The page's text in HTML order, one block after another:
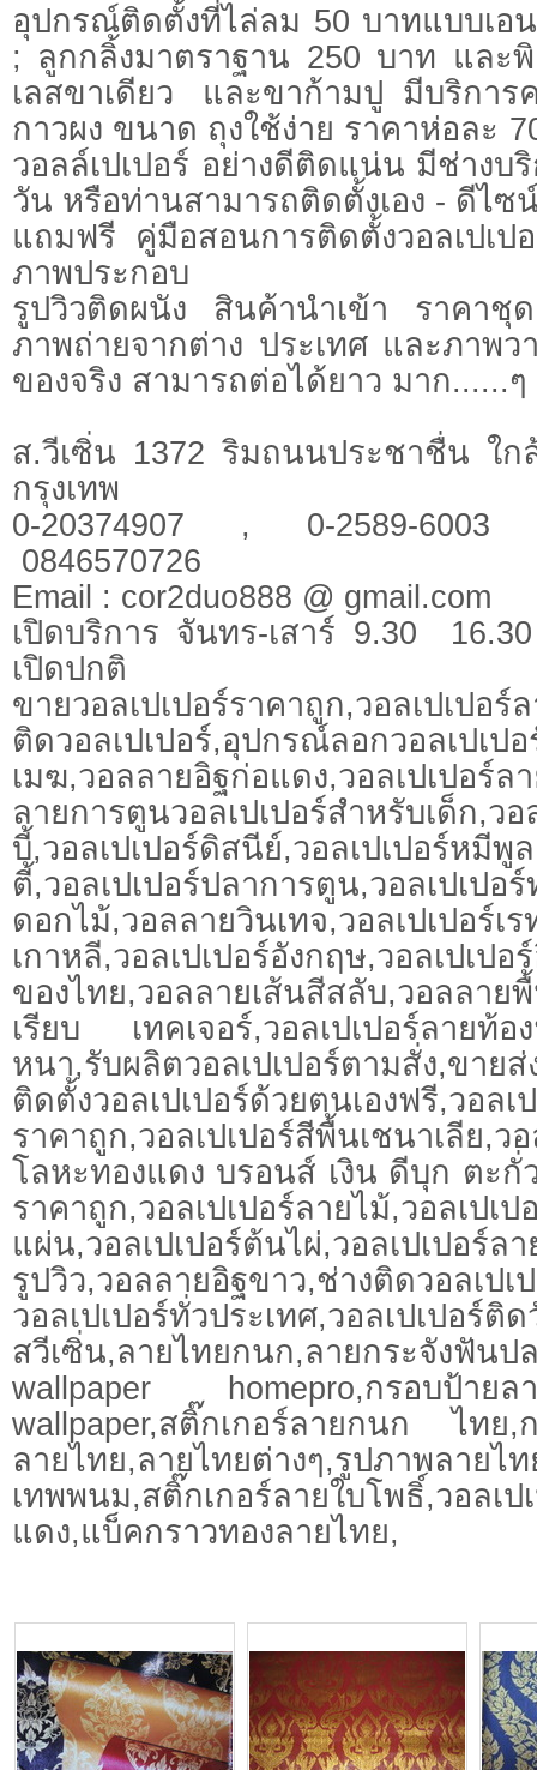
อุปกรณ์ติดตั้งที่ไล่ลม 50 บาทแบบเอ
; ลูกกลิ้งมาตราฐาน 250 บาท และ
เลสขาเดียว และขาก้ามปู มีบริการ
กาวผง ขนาด ถุงใช้ง่าย ราคาห่อละ
วอลล์เปเปอร์ อย่างดีติดแน่น มีช่างบ
วัน หรือท่านสามารถติดตั้งเอง - ดีไซน์
แถมฟรี คู่มือสอนการติดตั้งวอลเปเป
ภาพประกอบ
รูปวิวติดผนัง สินค้านำเข้า ราคา
ภาพถ่ายจากต่าง ประเทศ และภาพว
ของจริง สามารถต่อได้ยาว มาก......ๆ
ส.วีเซิ่น 1372 ริมถนนประชาชื่น
กรุงเทพ
0-20374907 , 0-2589-
0846570726
Email : cor2duo888 @ gmail.com
เปิดบริการ จันทร-เสาร์ 9.30 
เปิดปกติ
ขายวอลเปเปอร์ราคาถูก,วอลเปเปอร์
ติดวอลเปเปอร์,อุปกรณ์ลอกวอลเปเป
เมฆ,วอลลายอิฐก่อแดง,วอลเปเปอร์
ลายการตูนวอลเปเปอร์สำหรับเด็ก,วอ
บี้,วอลเปเปอร์ดิสนีย์,วอลเปเปอร์หมีพู
ตี้,วอลเปเปอร์ปลาการตูน,วอลเปเปอ
ดอกไม้,วอลลายวินเทจ,วอลเปเปอร์เร
เกาหลี,วอลเปเปอร์อังกฤษ,วอลเปเปอ
ของไทย,วอลลายเส้นสีสลับ,วอลลาย
เรียบ เทคเจอร์,วอลเปเปอร์ลายท้อ
หนา,รับผลิตวอลเปเปอร์ตามสั่ง,ขายส่
ติดตั้งวอลเปเปอร์ด้วยตนเองฟรี,วอลเ
ราคาถูก,วอลเปเปอร์สีพื้นเชนาเลีย,ว
โลหะทองแดง บรอนส์ เงิน ดีบุก ตะกั่
ราคาถูก,วอลเปเปอร์ลายไม้,วอลเปเป
แผ่น,วอลเปเปอร์ต้นไผ่,วอลเปเปอร์ลา
รูปวิว,วอลลายอิฐขาว,ช่างติดวอลเปเ
วอลเปเปอร์ทั่วประเทศ,วอลเปเปอร์ติ
สวีเซิ่น,ลายไทยกนก,ลายกระจังฟันป
wallpaper homepro,กรอบป้ายล
wallpaper,สติ๊กเกอร์ลายกนก ไทย,
ลายไทย,ลายไทยต่างๆ,รูปภาพลายไ
เทพพนม,สติ๊กเกอร์ลายใบโพธิ์,วอลเ
แดง,แบ็คกราวทองลายไทย,